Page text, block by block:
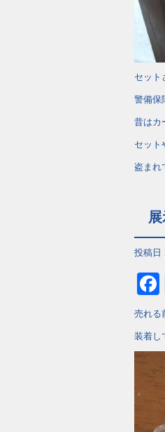
セッ
警備保
昔はカ
セット
盗まれ
投稿日
売れる
装着し